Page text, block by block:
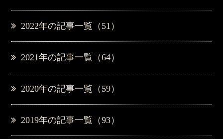
2022年の記事一覧（51）
2021年の記事一覧（64）
2020年の記事一覧（59）
2019年の記事一覧（93）